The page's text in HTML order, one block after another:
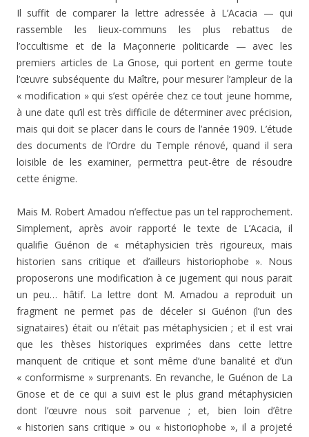
Il suffit de comparer la lettre adressée à L’Acacia — qui
rassemble les lieux-communs les plus rebattus de
l’occultisme et de la Maçonnerie politicar­de — avec les
premiers articles de La Gnose, qui portent en germe toute
l’œuvre subséquente du Maître, pour me­surer l’ampleur de la
« modification » qui s’est opérée chez ce tout jeune homme,
à une date qu’il est très difficile de déterminer avec précision,
mais qui doit se placer dans le cours de l’année 1909. L’étude
des documents de l’Ordre du Temple rénové, quand il sera
loisible de les examiner, permettra peut-être de résoudre
cette énigme.
Mais M. Robert Amadou n’effectue pas un tel rapprochement.
Simplement, après avoir rapporté le texte de L’Acacia, il
qualifie Guénon de « métaphysicien très ri­goureux, mais
historien sans critique et d’ailleurs historiophobe ». Nous
proposerons une modification à ce ju­gement qui nous parait
un peu… hâtif. La lettre dont M. Amadou a reproduit un
fragment ne permet pas de déceler si Guénon (l’un des
signataires) était ou n’était pas mé­taphysicien ; et il est vrai
que les thèses historiques expri­mées dans cette lettre
manquent de critique et sont même d’une banalité et d’un
« conformisme » surprenants. En revanche, le Guénon de La
Gnose et de ce qui a suivi est le plus grand métaphysicien
dont l’œuvre nous soit parvenue ; et, bien loin d’être
« historien sans critique » ou « historiophobe », il a projeté